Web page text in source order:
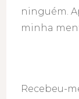
ninguém.
minha
Recebeu-